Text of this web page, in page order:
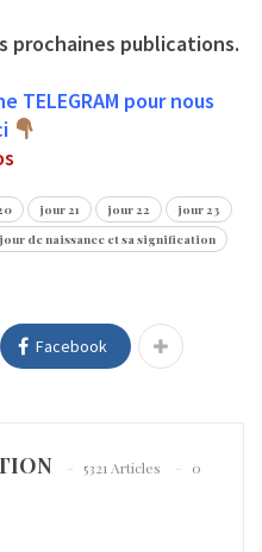
prochaines publications.
TELEGRAM pour nous
jour 21 jour 22
jour 23
de naissance et sa signification
Facebook
5321 Articles
0